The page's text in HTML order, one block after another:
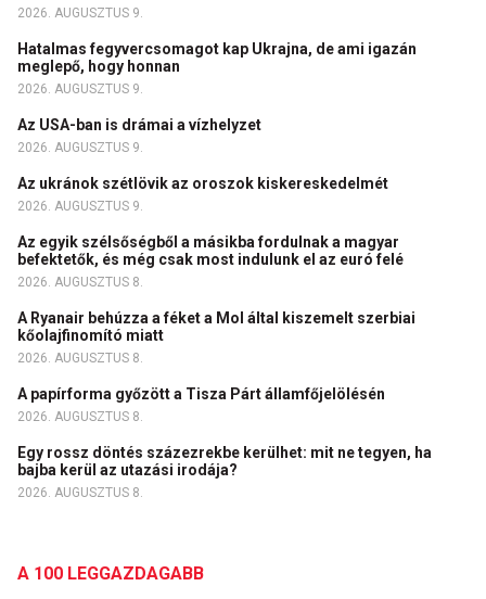
2026. AUGUSZTUS 9.
Hatalmas fegyvercsomagot kap Ukrajna, de ami igazán
meglepő, hogy honnan
2026. AUGUSZTUS 9.
Az USA-ban is drámai a vízhelyzet
2026. AUGUSZTUS 9.
Az ukránok szétlövik az oroszok kiskereskedelmét
2026. AUGUSZTUS 9.
Az egyik szélsőségből a másikba fordulnak a magyar
befektetők, és még csak most indulunk el az euró felé
2026. AUGUSZTUS 8.
A Ryanair behúzza a féket a Mol által kiszemelt szerbiai
kőolajfinomító miatt
2026. AUGUSZTUS 8.
A papírforma győzött a Tisza Párt államfőjelölésén
2026. AUGUSZTUS 8.
Egy rossz döntés százezrekbe kerülhet: mit ne tegyen, ha
bajba kerül az utazási irodája?
2026. AUGUSZTUS 8.
A 100 LEGGAZDAGABB